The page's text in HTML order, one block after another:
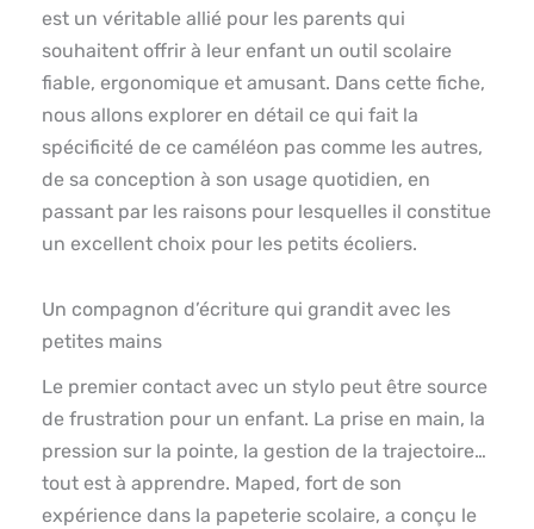
est un véritable allié pour les parents qui
souhaitent offrir à leur enfant un outil scolaire
fiable, ergonomique et amusant. Dans cette fiche,
nous allons explorer en détail ce qui fait la
spécificité de ce caméléon pas comme les autres,
de sa conception à son usage quotidien, en
passant par les raisons pour lesquelles il constitue
un excellent choix pour les petits écoliers.
Un compagnon d’écriture qui grandit avec les
petites mains
Le premier contact avec un stylo peut être source
de frustration pour un enfant. La prise en main, la
pression sur la pointe, la gestion de la trajectoire…
tout est à apprendre. Maped, fort de son
expérience dans la papeterie scolaire, a conçu le